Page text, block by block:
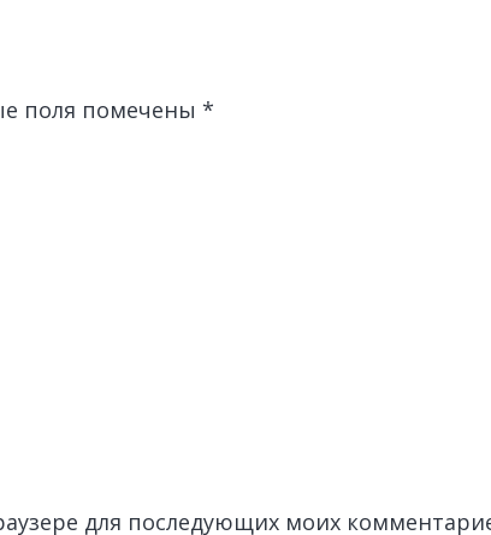
поля помечены *
для последующих моих